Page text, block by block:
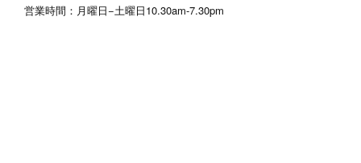
営業時間：月曜日−土曜日10.30am-7.30pm